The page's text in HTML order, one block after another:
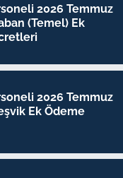
2026 Temmuz
(Temel) Ek
2026 Temmuz
Ek Ödeme